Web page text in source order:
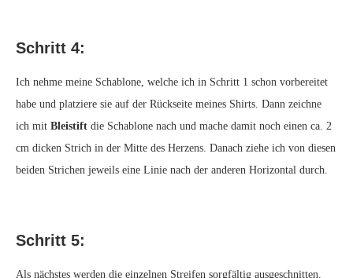
Schritt 4:
Ich nehme meine Schablone, welche ich in Schritt 1 schon vorbereitet
habe und platziere sie auf der Rückseite meines Shirts. Dann zeichne
ich mit Bleistift die Schablone nach und mache damit noch einen ca. 2
cm dicken Strich in der Mitte des Herzens. Danach ziehe ich von diesen
beiden Strichen jeweils eine Linie nach der anderen Horizontal durch.
Schritt 5:
Als nächstes werden die einzelnen Streifen sorgfältig ausgeschnitten.